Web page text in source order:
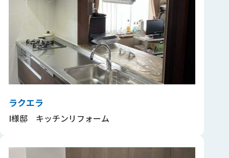
ラクエラ
I様邸 キッチンリフォーム